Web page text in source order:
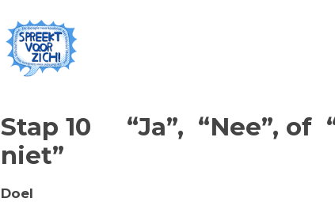
Stap 10 “Ja”, “Nee”, of
niet”
Doel